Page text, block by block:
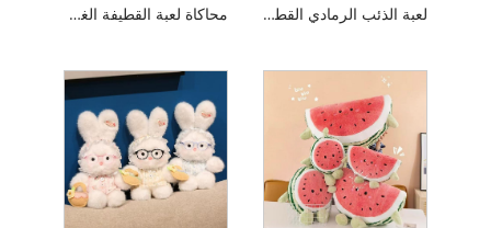
محاكاة لعبة القطيفة الغريبة لعبة الذئب الرمادي القطيفة